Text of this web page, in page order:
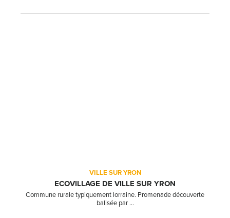
VILLE SUR YRON
ECOVILLAGE DE VILLE SUR YRON
Commune rurale typiquement lorraine. Promenade découverte
balisée par ...